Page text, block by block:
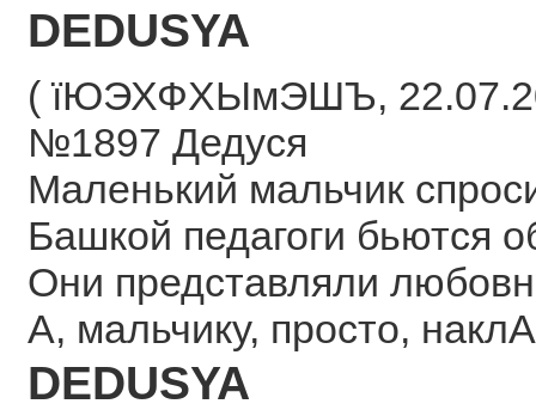
DEDUSYA
( їЮЭХФХЫмЭШЪ,
№1897 Дедуся
Маленький мальчик
Башкой педагоги бьются
Они представляли
А, мальчику, просто,
DEDUSYA